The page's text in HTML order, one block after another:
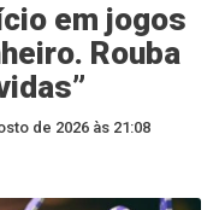
em jogos
Rouba
de 2026 às 21:08